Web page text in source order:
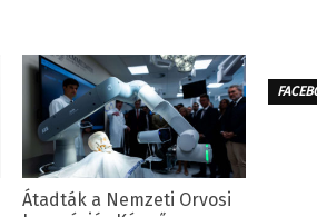
Átadták a Nemzeti Orvosi